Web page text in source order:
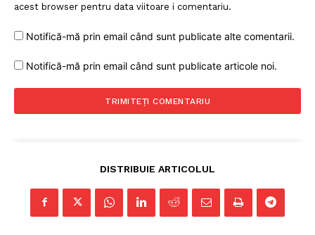
acest browser pentru data viitoare i comentariu.
Notifică-mă prin email când sunt publicate alte comentarii.
Notifică-mă prin email când sunt publicate articole noi.
DISTRIBUIE ARTICOLUL